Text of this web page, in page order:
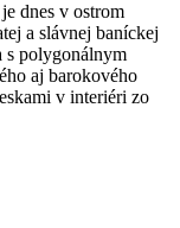
dnes v ostrom
a slávnej baníckej
s polygonálnym
aj barokového
v interiéri zo